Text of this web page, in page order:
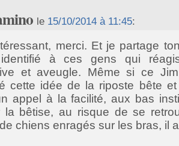
le 15/10/2014 à 11:45:
merci. Et je partage
identifié à ces gens qui
et aveugle. Même si ce
cette idée de la riposte bête
appel à la facilité, aux bas
la bêtise, au risque de se
chiens enragés sur les bras, il